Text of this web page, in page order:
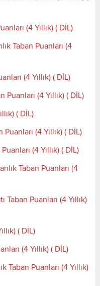
(4 Yıllık) ( DİL)
Taban Puanları (4
(4 Yıllık) ( DİL)
(4 Yıllık) ( DİL)
( DİL)
(4 Yıllık) ( DİL)
(4 Yıllık) ( DİL)
Taban Puanları (4
Puanları (4 Yıllık)
( DİL)
(4 Yıllık) ( DİL)
Puanları (4 Yıllık)